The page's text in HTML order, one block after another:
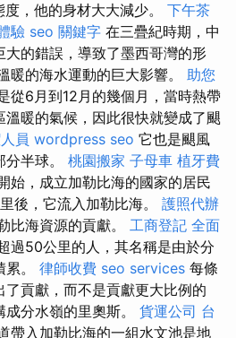
，他的身材大大減少。 下午茶
驗 seo 關鍵字 在三疊紀時期，中
的錯誤，導致了墨西哥灣的形
暖的海水運動的巨大影響。 助您
從6月到12月的幾個月，當時熱帶
溫暖的氣候，因此很快就變成了颶
員 wordpress seo 它也是颶風
半球。 桃園搬家 子母車 植牙費
始，成立加勒比海的國家的居民
後，它流入加勒比海。 護照代辦
比海資源的貢獻。 工商登記 全面
過50公里的人，其名稱是由於分
。 律師收費 seo services 每條
貢獻，而不是貢獻更大比例的
分水嶺的里奧斯。 貨運公司 台
帶入加勒比海的一組水文池是地